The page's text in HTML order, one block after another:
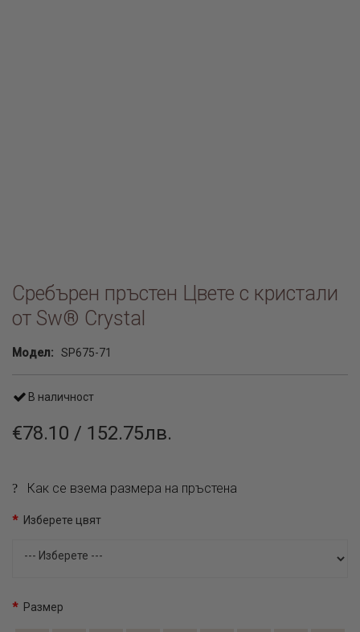
Сребърен пръстен Цвете с кристали
от Sw® Crystal
Модел: SP675-71
В наличност
€78.10 / 152.75лв.
Как се взема размера на пръстена
Изберете цвят
Размер